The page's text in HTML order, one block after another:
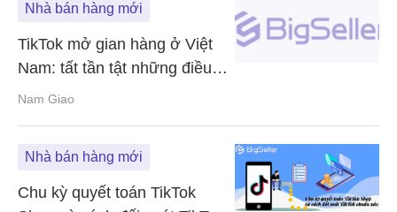
Nhà bán hàng mới
TikTok mở gian hàng ở Việt
Nam: tất tần tật những điều
bạn nên biết
Nam Giao
Nhà bán hàng mới
Chu kỳ quyết toán TikTok